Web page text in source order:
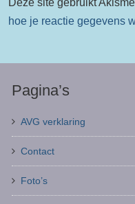
Deze site gebruikt
hoe je reactie gegevens
Pagina’s
AVG verklaring
Contact
Foto’s